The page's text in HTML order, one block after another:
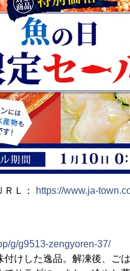
Ｌ： https://www.ja-
g/g9513-zengyoren-37/
けした逸品。解凍後、ご